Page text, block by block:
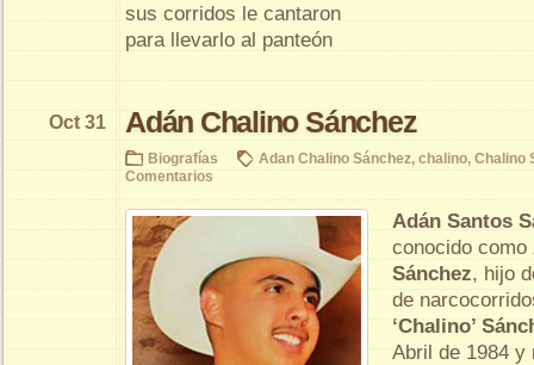
sus corridos le cantaron
para llevarlo al panteón
Adán Chalino Sánchez
Oct 31
Biografías Adan Chalino Sánchez, chalino, Chalino
Comentarios
Adán Santos
conocido como
Sánchez, hijo
de
‘Chalino’
Abril de 1984 y